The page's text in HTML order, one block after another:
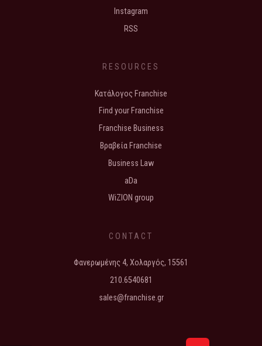
Instagram
RSS
RESOURCES
Κατάλογος Franchise
Find your Franchise
Franchise Business
Βραβεία Franchise
Business Law
aDa
WiZION group
CONTACT
Φανερωμένης 4, Χολαργός, 15561
210.6540681
sales@franchise.gr